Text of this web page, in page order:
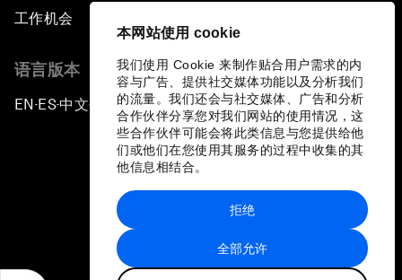
本网站使用 cookie
我们使用 Cookie 来制作贴合用户需求的内
容与广告、提供社交媒体功能以及分析我们
的流量。我们还会与社交媒体、广告和分析
合作伙伴分享您对我们网站的使用情况，这
些合作伙伴可能会将此类信息与您提供给他
们或他们在您使用其服务的过程中收集的其
他信息相结合。
全部允许
拒绝
工作机会
语言版本
EN ▪ES▪中文▪ 日本語
站点地图